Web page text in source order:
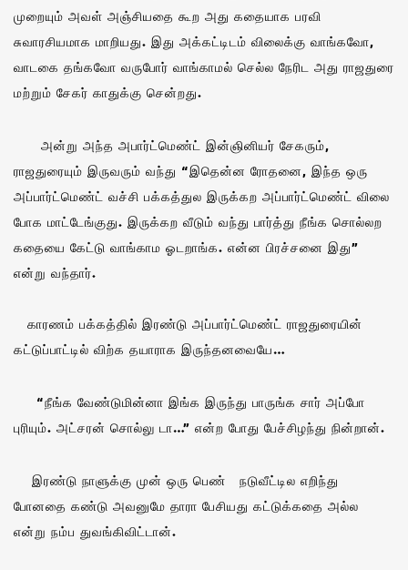
முறையும் அவள் அஞ்சியதை கூற அது கதையாக பரவி
சுவாரசியமாக மாறியது. இது அக்கட்டிடம் விலைக்கு வாங்கவோ,
வாடகை தங்கவோ வருபோர் வாங்காமல் செல்ல நேரிட அது ராஜதுரை
மற்றும் சேகர் காதுக்கு சென்றது.
அன்று அந்த அபார்ட்மெண்ட் இன்ஞினியர் சேகரும்,
ராஜதுரையும் இருவரும் வந்து “இதென்ன ரோதனை, இந்த ஒரு
அப்பார்ட்மெண்ட் வச்சி பக்கத்துல இருக்கற அப்பார்ட்மெண்ட் விலை
போக மாட்டேங்குது. இருக்கற வீடும் வந்து பார்த்து நீங்க சொல்லற
கதையை கேட்டு வாங்காம ஓடறாங்க. என்ன பிரச்சனை இது”
என்று வந்தார்.
காரணம் பக்கத்தில் இரண்டு அப்பார்ட்மெண்ட் ராஜதுரையின்
கட்டுப்பாட்டில் விற்க தயாராக இருந்தனவையே…
“நீங்க வேண்டுமின்னா இங்க இருந்து பாருங்க சார் அப்போ
புரியும். அட்சரன் சொல்லு டா…” என்ற போது பேச்சிழந்து நின்றான்.
இரண்டு நாளுக்கு முன் ஒரு பெண் நடுவீட்டில எறிந்து
போனதை கண்டு அவனுமே தாரா பேசியது கட்டுக்கதை அல்ல
என்று நம்ப துவங்கிவிட்டான்.